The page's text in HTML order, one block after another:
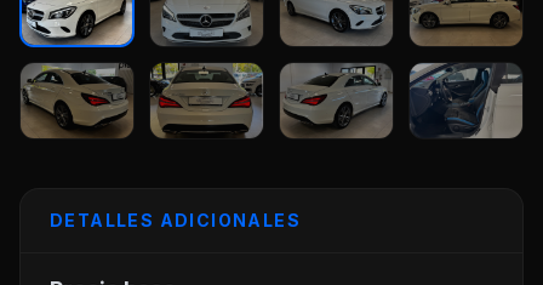
DETALLES ADICIONALES